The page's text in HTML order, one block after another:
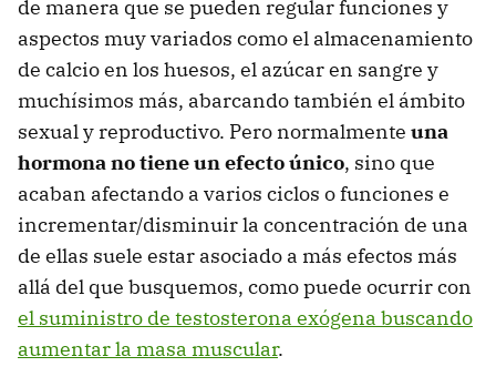
de manera que se pueden regular funciones y
aspectos muy variados como el almacenamiento
de calcio en los huesos, el azúcar en sangre y
muchísimos más, abarcando también el ámbito
sexual y reproductivo. Pero normalmente una
hormona no tiene un efecto único, sino que
acaban afectando a varios ciclos o funciones e
incrementar/disminuir la concentración de una
de ellas suele estar asociado a más efectos más
allá del que busquemos, como puede ocurrir con
el suministro de testosterona exógena buscando
aumentar la masa muscular.